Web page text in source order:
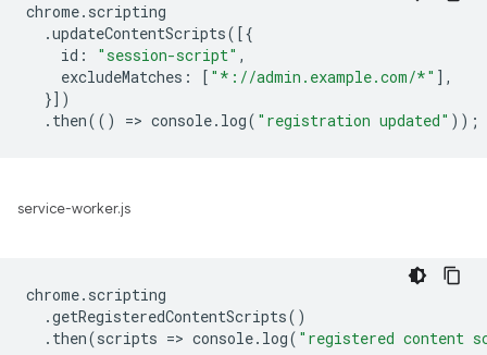
chrome. scripting
.updateContentScripts([{
id : "session-script" ,
excludeMatches : [ "*://admin.example.com/*" ],
}])
. then(() => console. log( "registration updated" ));
service-worker.js
chrome. scripting
.getRegisteredContentScripts()
. then(scripts => console. log( "registered content